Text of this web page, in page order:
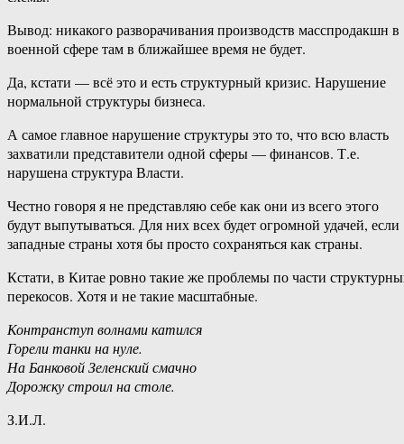
Вывод: никакого разворачивания производств масспродакшн в
военной сфере там в ближайшее время не будет.
Да, кстати — всё это и есть структурный кризис. Нарушение
нормальной структуры бизнеса.
А самое главное нарушение структуры это то, что всю власть
захватили представители одной сферы — финансов. Т.е.
нарушена структура Власти.
Честно говоря я не представляю себе как они из всего этого
будут выпутываться. Для них всех будет огромной удачей, если
западные страны хотя бы просто сохраняться как страны.
Кстати, в Китае ровно такие же проблемы по части
перекосов. Хотя и не такие масштабные.
Контранступ волнами катился
Горели танки на нуле.
На Банковой Зеленский смачно
Дорожку строил на столе.
З.И.Л.